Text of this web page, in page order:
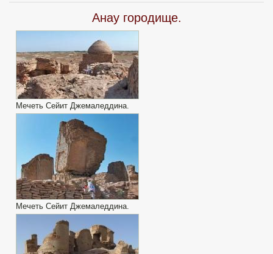
Анау городище.
Мечеть Сейит Джемаледдина.
Мечеть Сейит Джемаледдина.